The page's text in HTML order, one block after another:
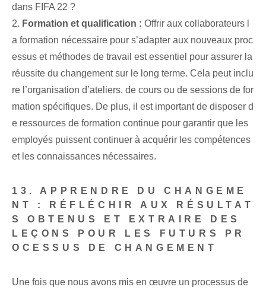
dans FIFA 22 ?
2. Formation et qualification : Offrir aux collaborateurs l
a formation nécessaire pour s’adapter aux nouveaux proc
essus et méthodes de travail est essentiel pour assurer la
réussite du changement sur le long terme. Cela peut inclu
re l’organisation d’ateliers, de cours ou de sessions de for
mation spécifiques. De plus, il est important de disposer d
e ressources de formation continue pour garantir que les
employés puissent continuer à acquérir les compétences
et les connaissances nécessaires.
13. APPRENDRE DU CHANGEME
NT : RÉFLÉCHIR AUX RÉSULTAT
S OBTENUS ET EXTRAIRE DES
LEÇONS POUR LES FUTURS PR
OCESSUS DE CHANGEMENT
Une fois que nous avons mis en œuvre un processus de